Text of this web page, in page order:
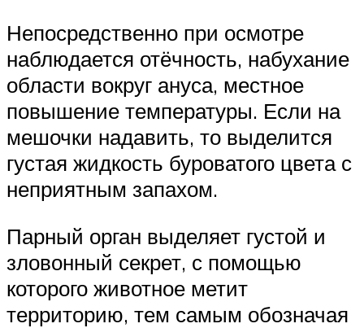
Непосредственно при осмотре
наблюдается отёчность, набухание
области вокруг ануса, местное
повышение температуры. Если на
мешочки надавить, то выделится
густая жидкость буроватого цвета с
неприятным запахом.
Парный орган выделяет густой и
зловонный секрет, с помощью
которого животное метит
территорию, тем самым обозначая